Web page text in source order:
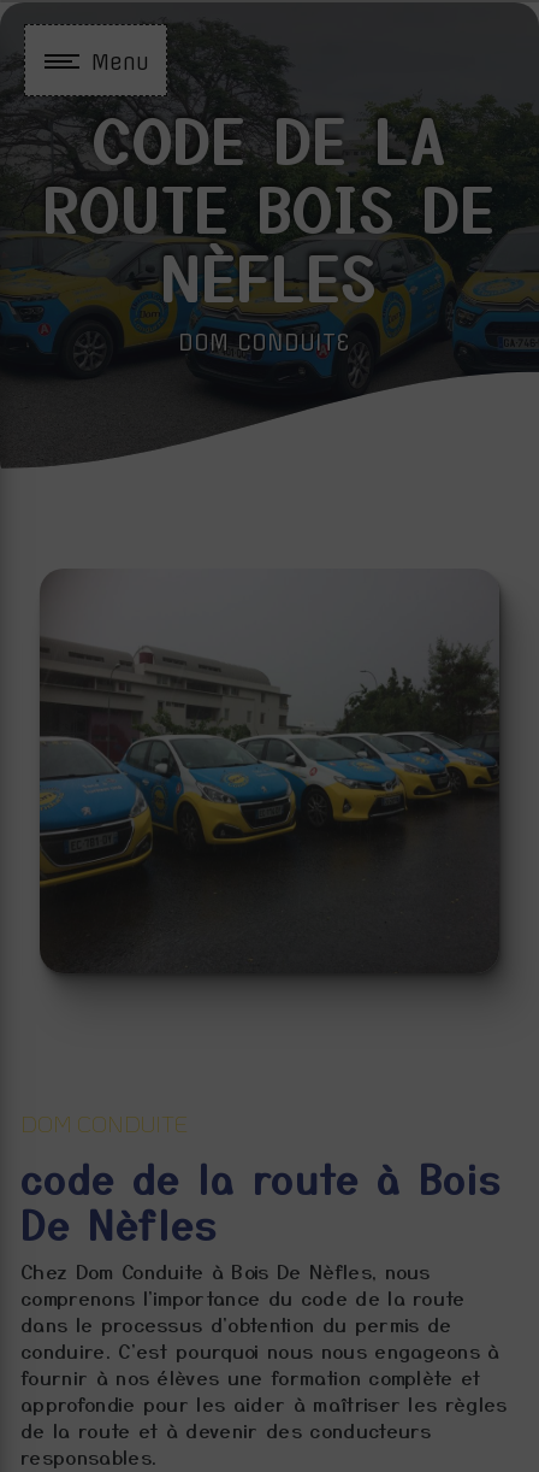
Menu
CODE DE LA
ROUTE BOIS DE
NÈFLES
DOM CONDUITE
DOM CONDUITE
code de la route à Bois
De Nèfles
Chez Dom Conduite à Bois De Nèfles, nous
comprenons l'importance du code de la route
dans le processus d'obtention du permis de
conduire. C'est pourquoi nous nous engageons à
fournir à nos élèves une formation complète et
approfondie pour les aider à maîtriser les règles
de la route et à devenir des conducteurs
responsables.
Panneau de gestion des cookies